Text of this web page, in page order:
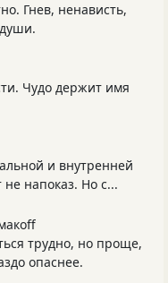
Гнев, ненависть,
Чудо держит имя
и внутренней
напоказ. Но с...
трудно, но проще,
опаснее.